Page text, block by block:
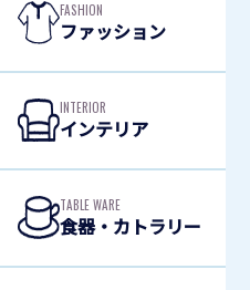
FASHION
ファッション
INTERIOR
インテリア
TABLE WARE
食器・カトラリー